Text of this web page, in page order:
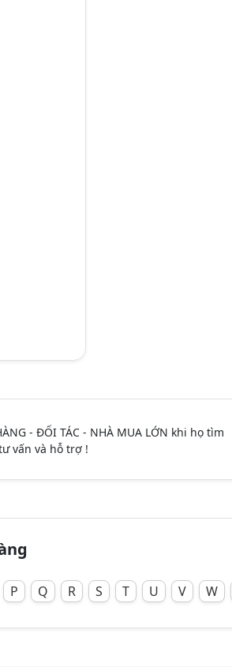
- ĐỐI TÁC - NHÀ MUA LỚN khi họ tìm
vấn và hỗ trợ !
P Q R S T U V W